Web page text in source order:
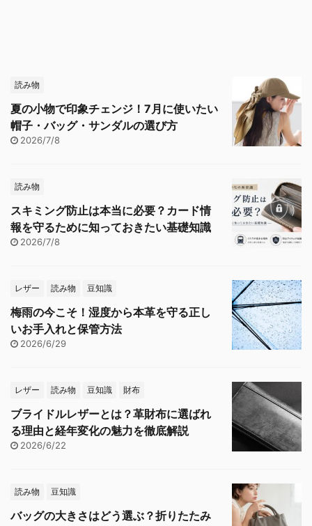
読み物
夏の小物で印象チェンジ！7月に使いたい
帽子・バッグ・サンダルの選び方
2026/7/8
読み物
スキミング防止は本当に必要？カード情
報を守るために知っておきたい基礎知識
2026/7/8
レザー 読み物 豆知識
梅雨の今こそ！湿度から本革を守る正し
いお手入れと保管方法
2026/6/29
レザー 読み物 豆知識 財布
ブライドルレザーとは？革財布に選ばれ
る理由と経年変化の魅力を徹底解説
2026/6/22
読み物 豆知識
バッグの大きさはどう選ぶ？折りたたみ